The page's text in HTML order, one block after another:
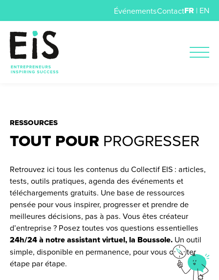
ÉvénementsContactFR | EN
RESSOURCES
TOUT POUR PROGRESSER
Retrouvez ici tous les contenus du Collectif EIS : articles,
tests, outils pratiques, agenda des événements et
téléchargements gratuits. Une base de ressources
pensée pour vous inspirer, progresser et prendre de
meilleures décisions, pas à pas. Vous êtes créateur
d’entreprise ? Posez toutes vos questions essentielles
24h/24 à notre assistant virtuel, la Boussole. Un outil
simple, disponible en permanence, pour vous orienter
étape par étape.